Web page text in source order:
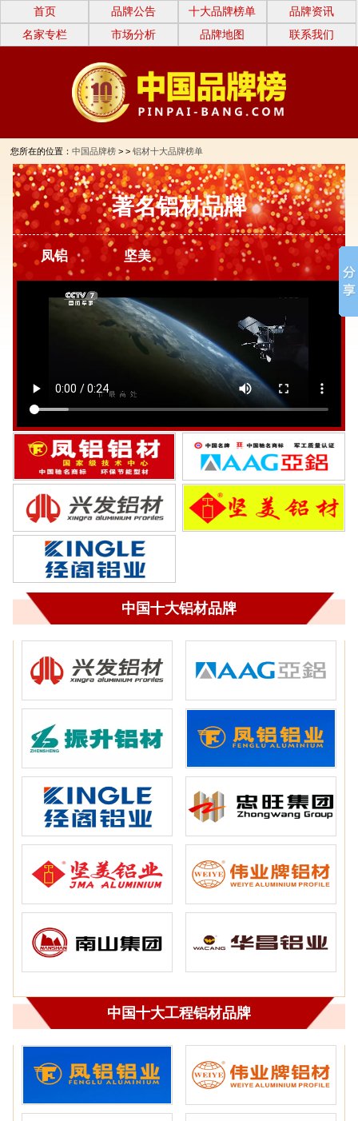
首页 品牌公告 十大品牌榜单
品牌资讯
名家专栏
市场分析 品牌地图 联系我们
您所在的位置： 中国品牌榜 > > 铝材十大品牌榜单
著名铝材品牌
凤铝 坚美
中国十大铝材品牌
中国十大工程铝材品牌